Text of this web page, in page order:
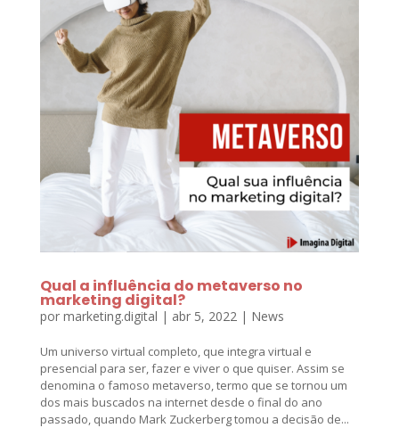
Qual a influência do metaverso no
marketing digital?
por marketing.digital | abr 5, 2022 | News
Um universo virtual completo, que integra virtual e
presencial para ser, fazer e viver o que quiser. Assim se
denomina o famoso metaverso, termo que se tornou um
dos mais buscados na internet desde o final do ano
passado, quando Mark Zuckerberg tomou a decisão de...